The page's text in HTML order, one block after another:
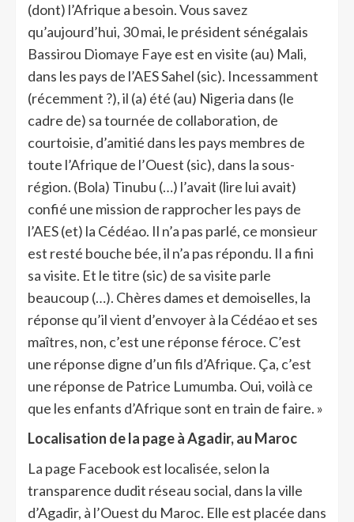
(dont) l’Afrique a besoin. Vous savez
qu’aujourd’hui, 30 mai, le président sénégalais
Bassirou Diomaye Faye est en visite (au) Mali,
dans les pays de l’AES Sahel (sic). Incessamment
(récemment ?), il (a) été (au) Nigeria dans (le
cadre de) sa tournée de collaboration, de
courtoisie, d’amitié dans les pays membres de
toute l’Afrique de l’Ouest (sic), dans la sous-
région. (Bola) Tinubu (…) l’avait (lire lui avait)
confié une mission de rapprocher les pays de
l’AES (et) la Cédéao. Il n’a pas parlé, ce monsieur
est resté bouche bée, il n’a pas répondu. Il a fini
sa visite. Et le titre (sic) de sa visite parle
beaucoup (…). Chères dames et demoiselles, la
réponse qu’il vient d’envoyer à la Cédéao et ses
maîtres, non, c’est une réponse féroce. C’est
une réponse digne d’un fils d’Afrique. Ça, c’est
une réponse de Patrice Lumumba. Oui, voilà ce
que les enfants d’Afrique sont en train de faire. »
Localisation de la page à Agadir, au Maroc
La page Facebook est localisée, selon la
transparence dudit réseau social, dans la ville
d’Agadir, à l’Ouest du Maroc. Elle est placée dans